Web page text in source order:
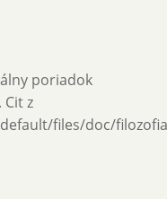
poriadok
Cit z
files/doc/